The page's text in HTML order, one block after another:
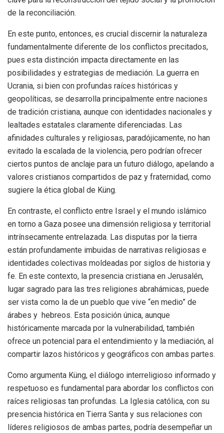
de la reconciliación.
En este punto, entonces, es crucial discernir la naturaleza
fundamentalmente diferente de los conflictos precitados,
pues esta distinción impacta directamente en las
posibilidades y estrategias de mediación. La guerra en
Ucrania, si bien con profundas raíces históricas y
geopolíticas, se desarrolla principalmente entre naciones
de tradición cristiana, aunque con identidades nacionales y
lealtades estatales claramente diferenciadas. Las
afinidades culturales y religiosas, paradójicamente, no han
evitado la escalada de la violencia, pero podrían ofrecer
ciertos puntos de anclaje para un futuro diálogo, apelando a
valores cristianos compartidos de paz y fraternidad, como
sugiere la ética global de Küng.
En contraste, el conflicto entre Israel y el mundo islámico
en torno a Gaza posee una dimensión religiosa y territorial
intrínsecamente entrelazada. Las disputas por la tierra
están profundamente imbuidas de narrativas religiosas e
identidades colectivas moldeadas por siglos de historia y
fe. En este contexto, la presencia cristiana en Jerusalén,
lugar sagrado para las tres religiones abrahámicas, puede
ser vista como la de un pueblo que vive “en medio” de
árabes y hebreos. Esta posición única, aunque
históricamente marcada por la vulnerabilidad, también
ofrece un potencial para el entendimiento y la mediación, al
compartir lazos históricos y geográficos con ambas partes.
Como argumenta Küng, el diálogo interreligioso informado y
respetuoso es fundamental para abordar los conflictos con
raíces religiosas tan profundas. La Iglesia católica, con su
presencia histórica en Tierra Santa y sus relaciones con
líderes religiosos de ambas partes, podría desempeñar un